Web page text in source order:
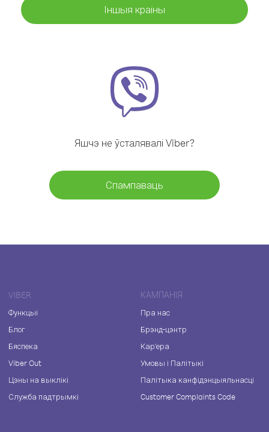
Іншыя краіны
Яшчэ не ўсталявалі Viber?
Спампаваць
VIBER
Функцыі
Блог
Бяспека
Viber Out
Цэны на выклікі
Служба падтрымкі
КАМПАНІЯ
Пра нас
Брэнд-цэнтр
Кар'ера
Умовы і Палітыкі
Палітыка канфідэнцыяльнасці
Customer Complaints Code